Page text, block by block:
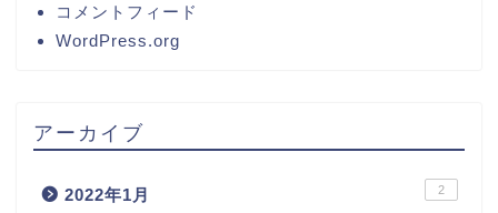
コメントフィード
WordPress.org
アーカイブ
2022年1月 2